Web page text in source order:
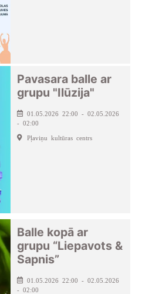
Pavasara balle ar
grupu "Ilūzija"
01.05.2026 22:00 - 02.05.2026
- 02:00
Pļaviņu kultūras centrs
Balle kopā ar
grupu “Liepavots &
Sapnis”
01.05.2026 22:00 - 02.05.2026
- 02:00